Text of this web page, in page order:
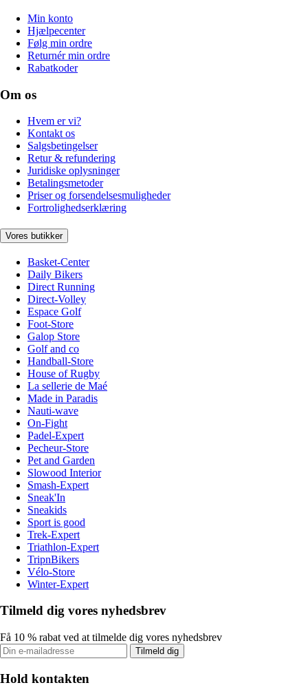
Min konto
Hjælpecenter
Følg min ordre
Returnér min ordre
Rabatkoder
Om os
Hvem er vi?
Kontakt os
Salgsbetingelser
Retur & refundering
Juridiske oplysninger
Betalingsmetoder
Priser og forsendelsesmuligheder
Fortrolighedserklæring
Vores butikker
Basket-Center
Daily Bikers
Direct Running
Direct-Volley
Espace Golf
Foot-Store
Galop Store
Golf and co
Handball-Store
House of Rugby
La sellerie de Maé
Made in Paradis
Nauti-wave
On-Fight
Padel-Expert
Pecheur-Store
Pet and Garden
Slowood Interior
Smash-Expert
Sneak'In
Sneakids
Sport is good
Trek-Expert
Triathlon-Expert
TripnBikers
Vélo-Store
Winter-Expert
Tilmeld dig vores nyhedsbrev
Få 10 % rabat ved at tilmelde dig vores nyhedsbrev
Tilmeld dig
Hold kontakten